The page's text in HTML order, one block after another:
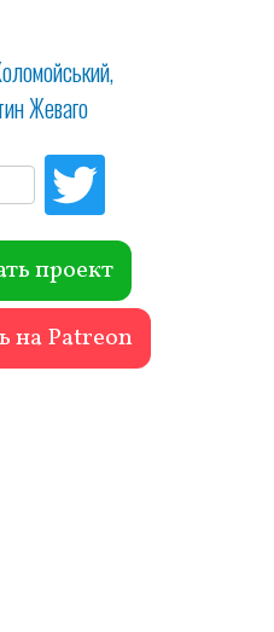
Жеваго
r
проект
на Patreon